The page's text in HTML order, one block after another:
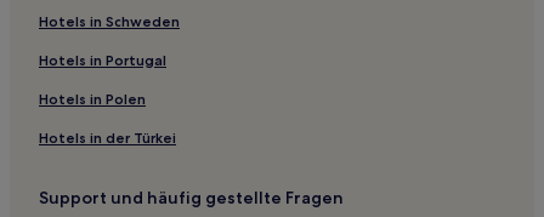
3-Sterne-Hotels in Philipsburg
Hotels nahe Maho Beach
Hotels nahe Cupecoy Beach
Hotels nahe Flamingo Beach
Lowlands Hotels
Hotels in Schweden
Hotels in Portugal
Hotels in Polen
Hotels in der Türkei
Support und häufig gestellte Fragen